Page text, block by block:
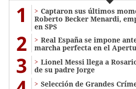
1
Captaron sus últimos
Roberto Becker Menardi​​​,
en SPS
2
Real España se impone
marcha perfecta en el
3
Lionel Messi llega a
de su padre Jorge
Selección de Grandes